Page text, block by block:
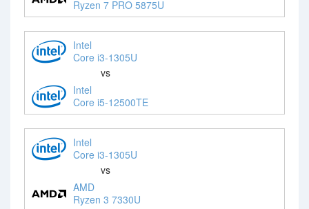
Ryzen 7 PRO 5875U
Intel
Core i3-1305U
vs
Intel
Core i5-12500TE
Intel
Core i3-1305U
vs
AMD
Ryzen 3 7330U